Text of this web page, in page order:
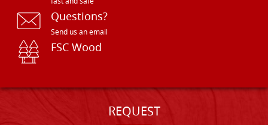
Questions?
Send us an email
FSC Wood
REQUEST